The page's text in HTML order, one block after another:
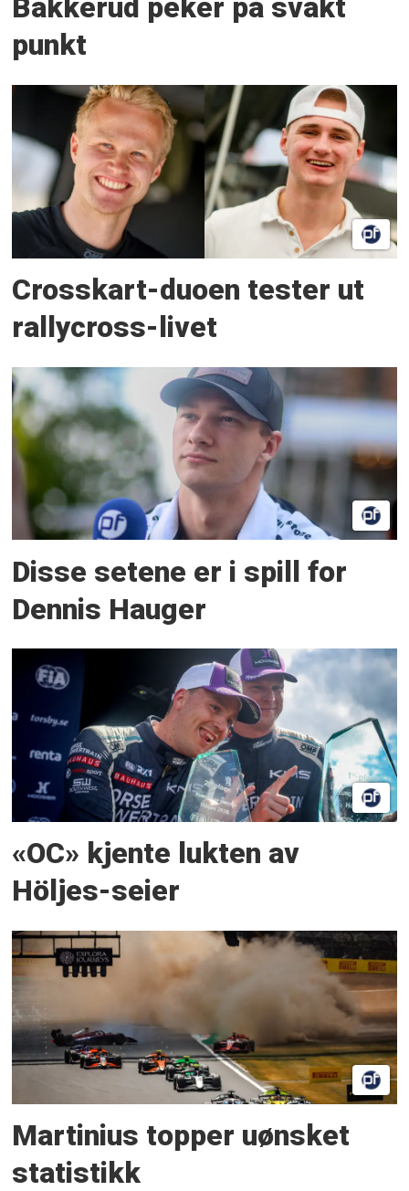
Bakkerud peker på svakt
punkt
Crosskart-duoen tester ut
rallycross-livet
Disse setene er i spill for
Dennis Hauger
«OC» kjente lukten av
Höljes-seier
Martinius topper uønsket
statistikk